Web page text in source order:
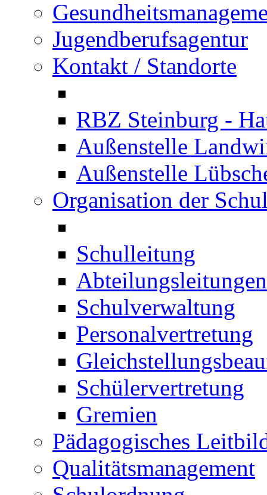
Jugendberufsagentur
Kontakt / Standorte
RBZ Steinburg -
Außenstelle
Außenstelle
Organisation der
Schulleitung
Abteilungsleitungen
Schulverwaltung
Personalvertretung
Schülervertretung
Gremien
Pädagogisches
Qualitätsmanagement